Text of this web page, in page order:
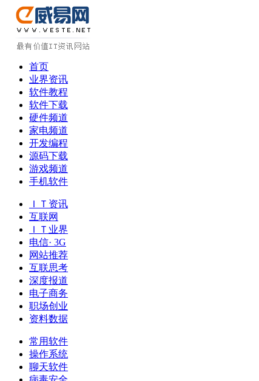
首页
业界资讯
软件教程
软件下载
硬件频道
家电频道
开发编程
源码下载
游戏频道
手机软件
ＩＴ资讯
互联网
ＩＴ业界
电信· 3G
网站推荐
互联思考
深度报道
电子商务
职场创业
资料数据
常用软件
操作系统
聊天软件